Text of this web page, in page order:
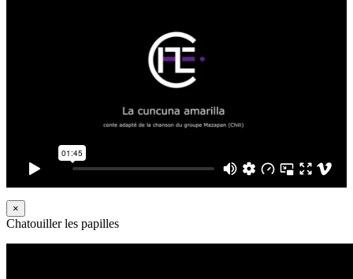
×
Chatouiller les papilles